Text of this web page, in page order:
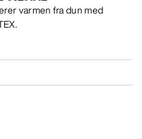
varmen fra dun med